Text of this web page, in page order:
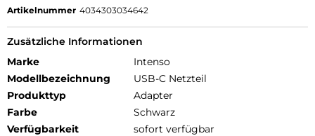
Artikelnummer 4034303034642
Zusätzliche Informationen
Marke
Intenso
Modellbezeichnung
USB-C Netzteil
Produkttyp
Adapter
Farbe
Schwarz
Verfügbarkeit
sofort verfügbar